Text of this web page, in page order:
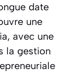
date
une
avec une
la gestion